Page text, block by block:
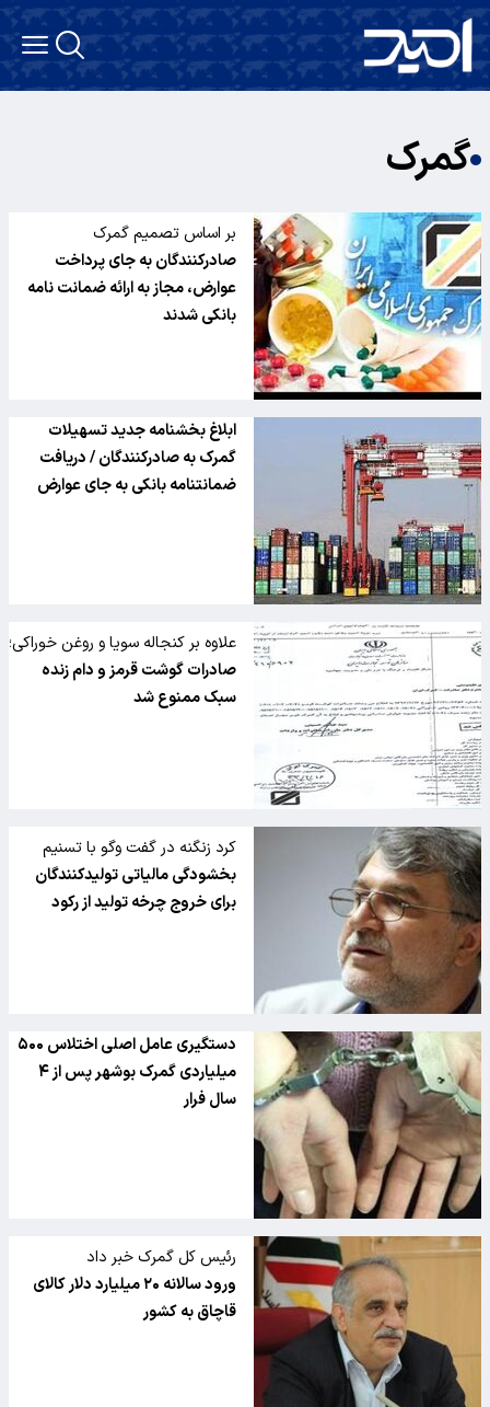
گمرک
بر اساس تصمیم گمرک
صادرکنندگان به جای پرداخت
عوارض، مجاز به ارائه ضمانت نامه
بانکی شدند
ابلاغ بخشنامه جدید تسهیلات
گمرک به صادرکنندگان / دریافت
ضمانتنامه بانکی به جای عوارض
علاوه بر کنجاله سویا و روغن خوراکی؛
صادرات گوشت قرمز و دام زنده
سبک ممنوع شد
کرد زنگنه در گفت وگو با تسنیم
پیشنهاد کرد
بخشودگی مالیاتی تولیدکنندگان
برای خروج چرخه تولید از رکود
دستگیری عامل اصلی اختلاس ۵۰۰
میلیاردی گمرک بوشهر پس از ۴
سال فرار
رئیس کل گمرک خبر داد
ورود سالانه ۲۰ میلیارد دلار کالای
قاچاق به کشور